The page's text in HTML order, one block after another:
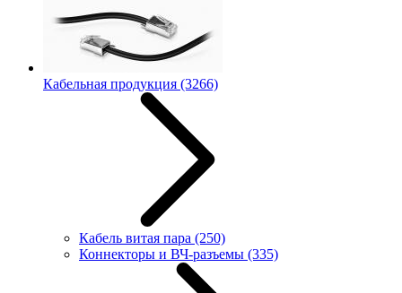
Кабельная продукция (3266)
Кабель витая пара (250)
Коннекторы и ВЧ-разъемы (335)